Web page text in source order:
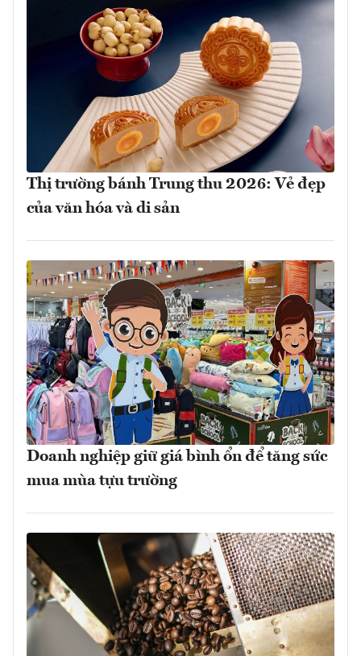
Thị trường bánh Trung thu 2026: Vẻ đẹp
của văn hóa và di sản
Doanh nghiệp giữ giá bình ổn để tăng sức
mua mùa tựu trường